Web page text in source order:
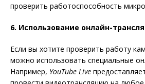
проверить работоспособность
6. Использование онлайн-
Если вы хотите проверить работу
можно использовать специальные
Например, YouTube Live